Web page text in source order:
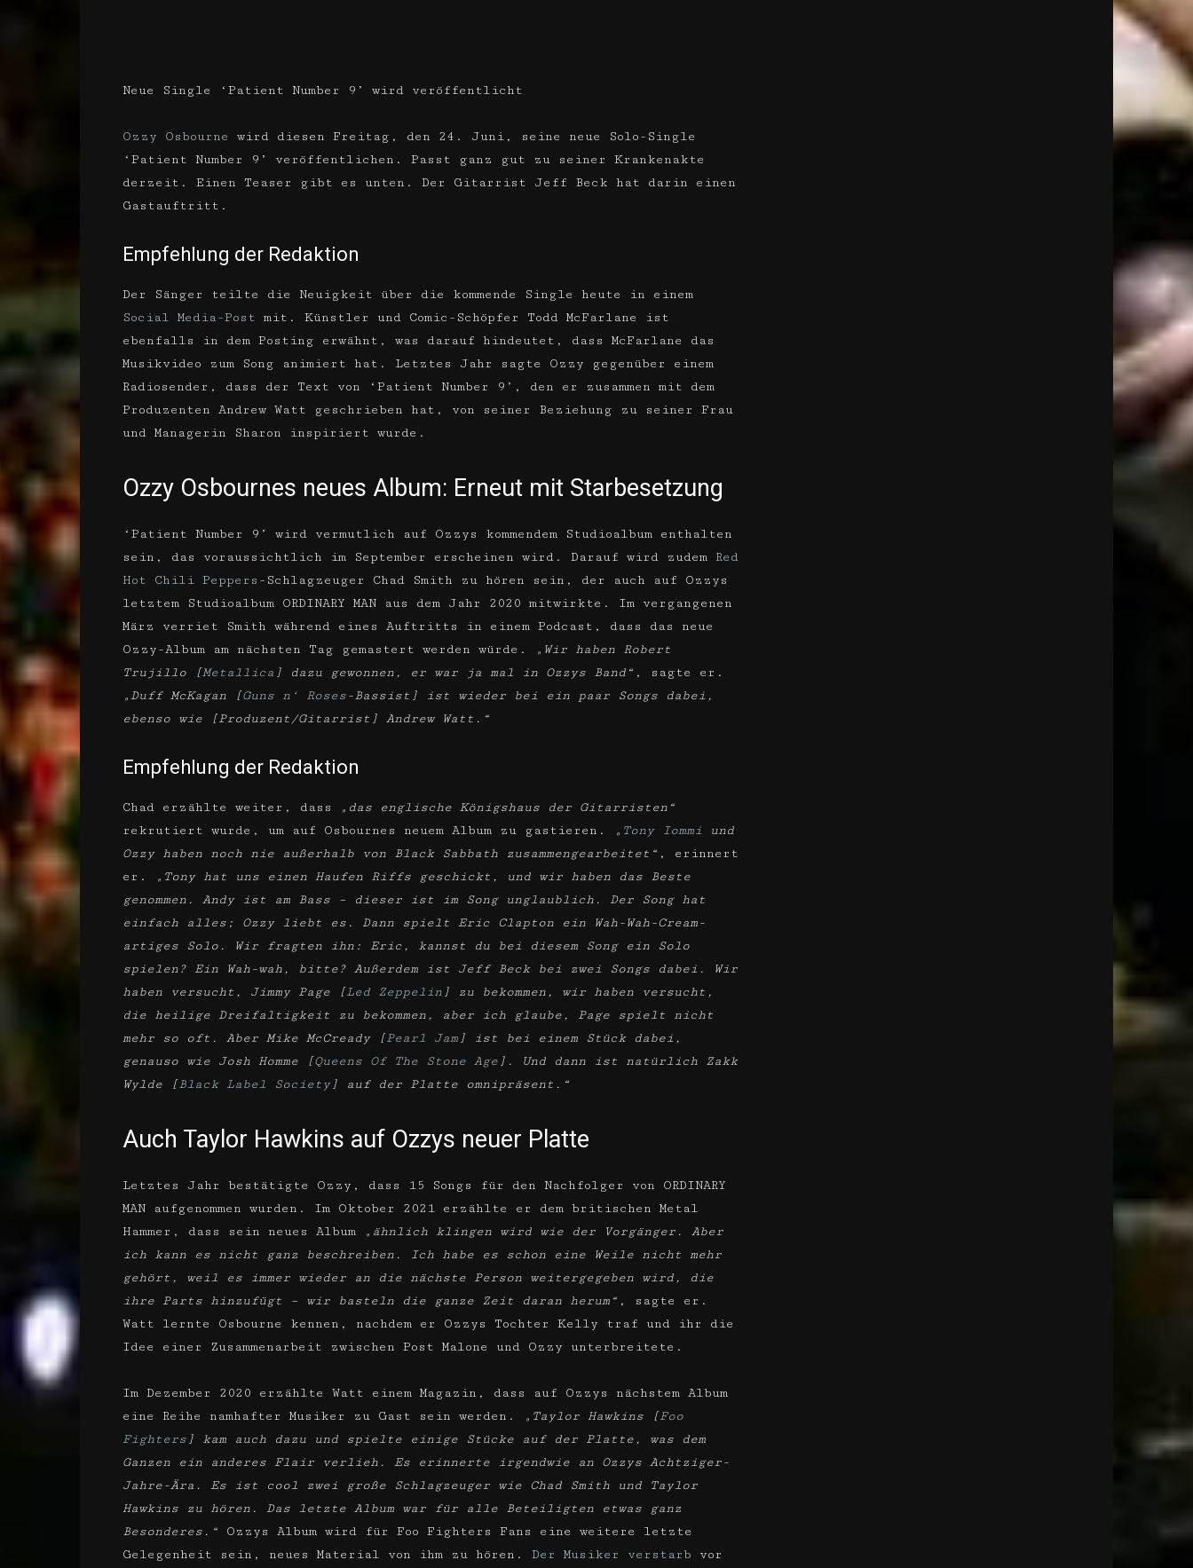
Neue Single ‘Patient Number 9’ wird veröffentlicht
Ozzy Osbourne
wird diesen Freitag, den 24. Juni, seine neue Solo-Single
‘Patient Number 9’ veröffentlichen. Passt ganz gut zu seiner Krankenakte
derzeit. Einen Teaser gibt es unten. Der Gitarrist Jeff Beck hat darin einen
Gastauftritt.
Empfehlung der Redaktion
Der Sänger teilte die Neuigkeit über die kommende Single heute in einem
Social Media-Post mit. Künstler und Comic-Schöpfer Todd McFarlane ist
ebenfalls in dem Posting erwähnt, was darauf hindeutet, dass McFarlane das
Musikvideo zum Song animiert hat. Letztes Jahr sagte Ozzy gegenüber einem
Radiosender, dass der Text von ‘Patient Number 9’, den er zusammen mit dem
Produzenten Andrew Watt geschrieben hat, von seiner Beziehung zu seiner Frau
und Managerin Sharon inspiriert wurde.
Ozzy Osbournes neues Album: Erneut mit Starbesetzung
‘Patient Number 9’ wird vermutlich auf Ozzys kommendem Studioalbum enthalten
sein, das voraussichtlich im September erscheinen wird. Darauf wird zudem Red
Hot Chili Peppers -Schlagzeuger Chad Smith zu hören sein, der auch auf Ozzys
letztem Studioalbum ORDINARY MAN aus dem Jahr 2020 mitwirkte. Im vergangenen
März verriet Smith während eines Auftritts in einem Podcast, dass das neue
Ozzy-Album am nächsten Tag gemastert werden würde.
„Wir haben Robert
Trujillo [Metallica ] dazu gewonnen, er war ja mal in Ozzys Band“ , sagte er.
„Duff McKagan [Guns n‘ Roses-Bassist] ist wieder bei ein paar Songs dabei,
ebenso wie [Produzent/Gitarrist] Andrew Watt.“
Empfehlung der Redaktion
Chad erzählte weiter, dass
„das englische Königshaus der Gitarristen“
rekrutiert wurde, um auf Osbournes neuem Album zu gastieren.
„ Tony Iommi und
Ozzy haben noch nie außerhalb von Black Sabbath zusammengearbeitet“ , erinnert
er.
„Tony hat uns einen Haufen Riffs geschickt, und wir haben das Beste
genommen. Andy ist am Bass – dieser ist im Song unglaublich. Der Song hat
einfach alles; Ozzy liebt es. Dann spielt Eric Clapton ein Wah-Wah-Cream-
artiges Solo. Wir fragten ihn: Eric, kannst du bei diesem Song ein Solo
spielen? Ein Wah-wah, bitte? Außerdem ist Jeff Beck bei zwei Songs dabei. Wir
haben versucht, Jimmy Page [Led Zeppelin ] zu bekommen, wir haben versucht,
die heilige Dreifaltigkeit zu bekommen, aber ich glaube, Page spielt nicht
mehr so oft. Aber Mike McCready [Pearl Jam ] ist bei einem Stück dabei,
genauso wie Josh Homme [Queens Of The Stone Age ]. Und dann ist natürlich Zakk
Wylde [Black Label Society] auf der Platte omnipräsent.“
Auch Taylor Hawkins auf Ozzys neuer Platte
Letztes Jahr bestätigte Ozzy, dass 15 Songs für den Nachfolger von ORDINARY
MAN aufgenommen wurden. Im Oktober 2021 erzählte er dem britischen Metal
Hammer, dass sein neues Album
„ähnlich klingen wird wie der Vorgänger. Aber
ich kann es nicht ganz beschreiben. Ich habe es schon eine Weile nicht mehr
gehört, weil es immer wieder an die nächste Person weitergegeben wird, die
ihre Parts hinzufügt – wir basteln die ganze Zeit daran herum“ , sagte er.
Watt lernte Osbourne kennen, nachdem er Ozzys Tochter Kelly traf und ihr die
Idee einer Zusammenarbeit zwischen Post Malone und Ozzy unterbreitete.
Im Dezember 2020 erzählte Watt einem Magazin, dass auf Ozzys nächstem Album
eine Reihe namhafter Musiker zu Gast sein werden.
„Taylor Hawkins [Foo
Fighters ] kam auch dazu und spielte einige Stücke auf der Platte, was dem
Ganzen ein anderes Flair verlieh. Es erinnerte irgendwie an Ozzys Achtziger-
Jahre-Ära. Es ist cool zwei große Schlagzeuger wie Chad Smith und Taylor
Hawkins zu hören. Das letzte Album war für alle Beteiligten etwas ganz
Besonderes.“ Ozzys Album wird für Foo Fighters Fans eine weitere letzte
Gelegenheit sein, neues Material von ihm zu hören. Der Musiker verstarb vor